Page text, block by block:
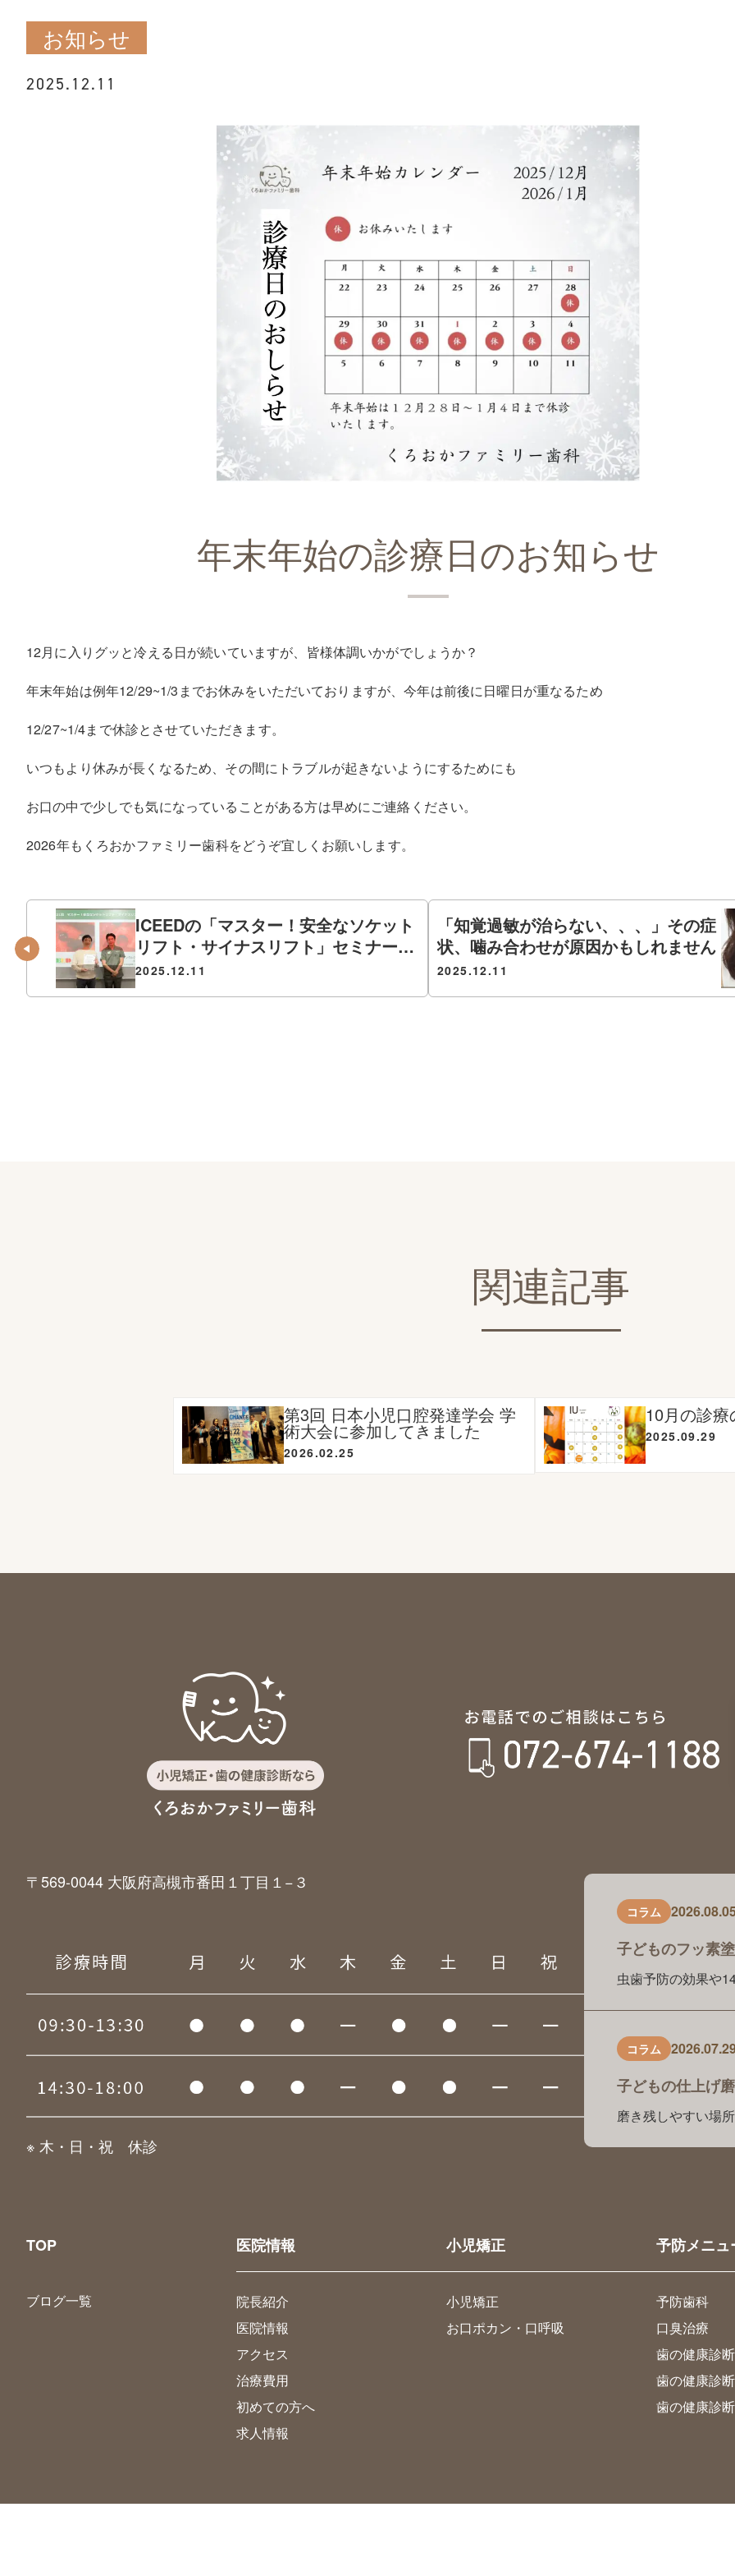
お知らせ
2025.12.11
年末年始の診療日のお知らせ
12月に入りグッと冷える日が続いていますが、皆様体調いかがでしょうか？
年末年始は例年12/29~1/3までお休みをいただいておりますが、今年は前後に日曜日が重なるため
12/27~1/4まで休診とさせていただきます。
いつもより休みが長くなるため、その間にトラブルが起きないようにするためにも
お口の中で少しでも気になっていることがある方は早めにご連絡ください。
2026年もくろおかファミリー歯科をどうぞ宜しくお願いします。
ICEEDの「マスター！安全なソケット
リフト・サイナスリフト」セミナーを
受講してきました！
2025.12.11
「知覚過敏が治らない、、、」その症
状、噛み合わせが原因かもしれません
2025.12.11
関連記事
第3回 日本小児口腔発達学会 学
術大会に参加してきました
2026.02.25
10月の診療
2025.09.29
〒569-0044 大阪府高槻市番田１丁目１−３
※ 木・日・祝 休診
コラム
子どものフッ素
虫歯予防の効果や
ちは。くろおかフ
もフッ素入り歯磨
を、保護者の方か
コラム
子どもの仕上げ
磨き残しやすい場
にちは。くろおか
TOP
ブログ一覧
医院情報
院長紹介
医院情報
アクセス
治療費用
初めての方へ
求人情報
小児矯正
小児矯正
お口ポカン・口呼吸
予防メニュ
予防歯科
口臭治療
歯の健康診
歯の健康診断
歯の健康診